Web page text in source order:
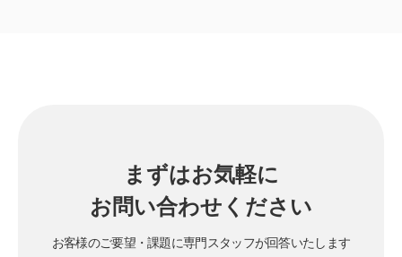
まずはお気軽に
お問い合わせください
お客様のご要望・課題に専門スタッフが回答いたします